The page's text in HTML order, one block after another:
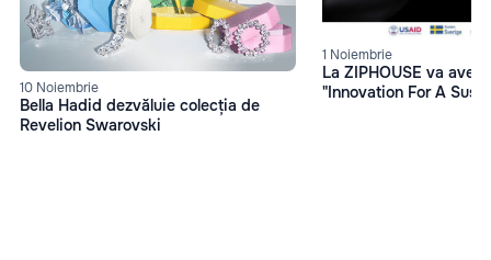
10 Noiembrie
Bella Hadid dezvăluie colecția de
Revelion Swarovski
1 Noiembrie
La ZIPHOUSE va
"Innovation For A